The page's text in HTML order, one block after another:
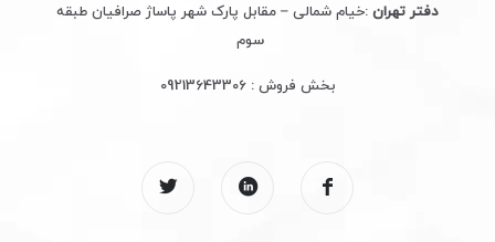
دفتر تهران :خیام شمالی – مقابل پارک شهر پاساژ صرافیان طبقه
سوم
بخش فروش :09213643306